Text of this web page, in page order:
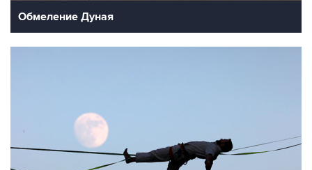
Обмеление Дуная